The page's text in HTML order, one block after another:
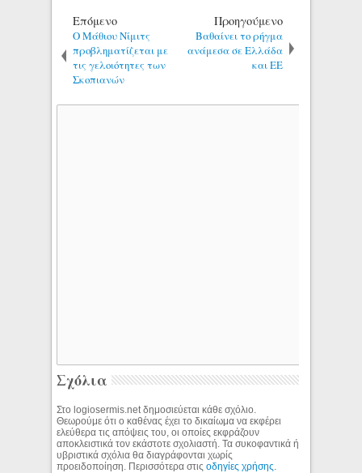
Επόμενο
O Μάθιου Νίμιτς
προβληματίζεται με
τις γελοιότητες των
Σκοπιανών
Προηγούμενο
Βαθαίνει το ρήγμα
ανάμεσα σε Ελλάδα
και ΕΕ
Σχόλια
Στο logiosermis.net δημοσιεύεται κάθε σχόλιο.
Θεωρούμε ότι ο καθένας έχει το δικαίωμα να εκφέρει
ελεύθερα τις απόψεις του, οι οποίες εκφράζουν
αποκλειστικά τον εκάστοτε σχολιαστή. Τα συκοφαντικά ή
υβριστικά σχόλια θα διαγράφονται χωρίς
προειδοποίηση. Περισσότερα στιςοδηγίες χρήσης